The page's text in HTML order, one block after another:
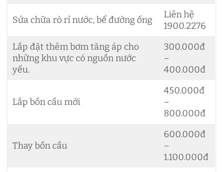
Sửa chữa rò rỉ nước, bể đường ống
Liên hệ
1900.2276
Lắp đặt thêm bơm tăng áp cho
những khu vực có nguồn nước
yếu.
300.000đ
–
400.000đ
Lắp bồn cầu mới
450.000đ
–
800.000đ
Thay bồn cầu
600.000đ
–
1.100.000đ